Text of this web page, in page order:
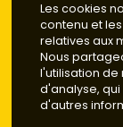
Les cookies
contenu et
relatives aux
Nous
l'utilisation
d'analyse,
d'autres